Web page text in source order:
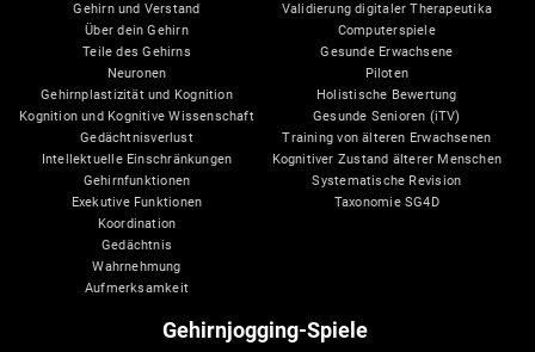
Gehirn und Verstand
Über dein Gehirn
Teile des Gehirns
Neuronen
Gehirnplastizität und Kognition
Kognition und Kognitive Wissenschaft
Gedächtnisverlust
Intellektuelle Einschränkungen
Gehirnfunktionen
Exekutive Funktionen
Koordination
Gedächtnis
Wahrnehmung
Aufmerksamkeit
Validierung digitaler Therapeutika
Computerspiele
Gesunde Erwachsene
Piloten
Holistische Bewertung
Gesunde Senioren (iTV)
Training von älteren Erwachsenen
Kognitiver Zustand älterer Menschen
Systematische Revision
Taxonomie SG4D
Gehirnjogging-Spiele